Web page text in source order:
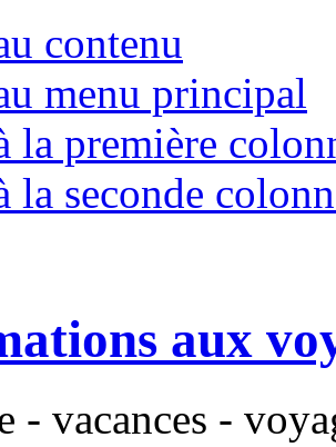
contenu
menu principal
la première
la seconde
aux
- vacances -